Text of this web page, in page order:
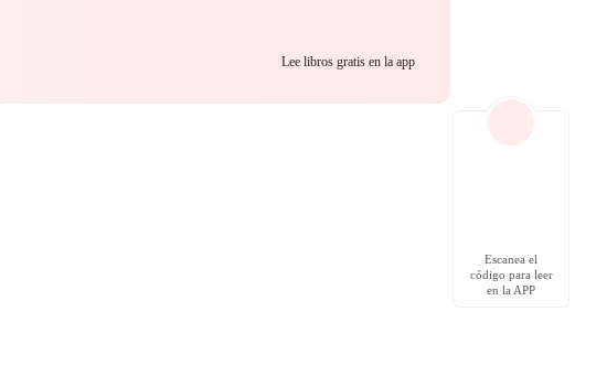
Lee libros gratis en la app
Escanea el
código para leer
en la APP